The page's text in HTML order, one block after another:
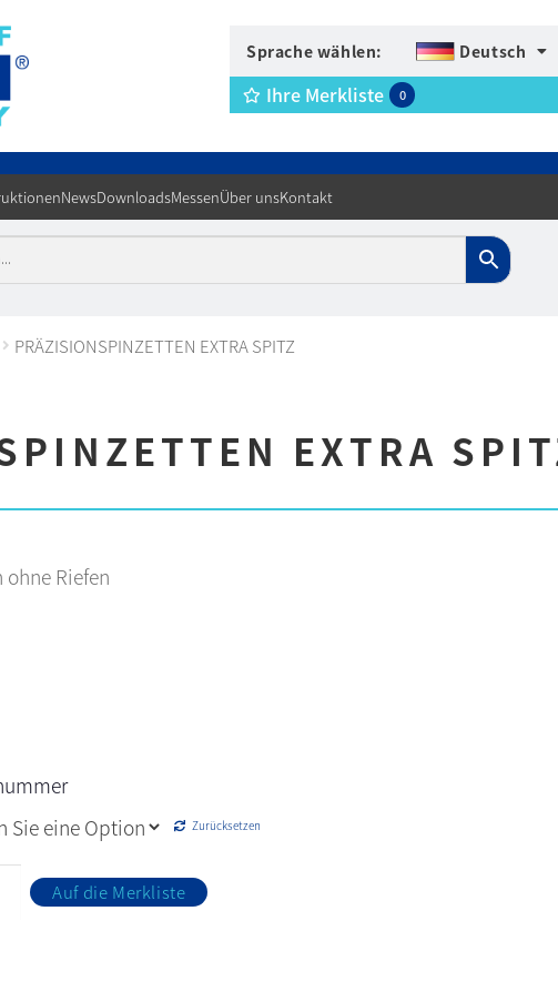
Sprache wählen: Deutsch
Ihre Merkliste 0
NewsDownloadsMessenÜber unsKontakt
PRÄZISIONSPINZETTEN EXTRA SPITZ
EXTRA
ohne Riefen
Zurücksetzen
Auf die Merkliste